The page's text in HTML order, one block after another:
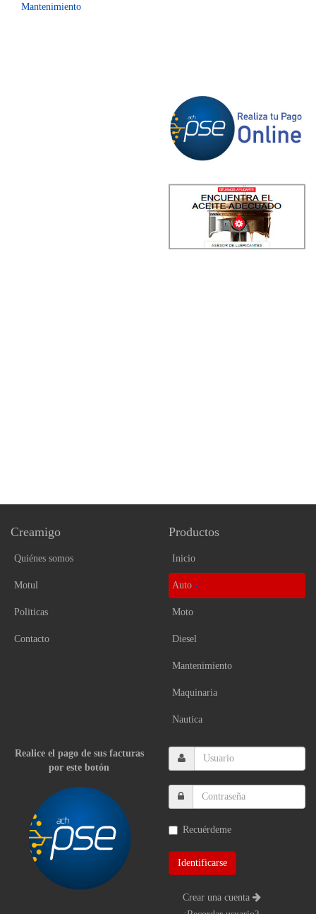
Mantenimiento
Creamigo
Quiénes somos
Motul
Politicas
Contacto
Productos
Inicio
Auto
Moto
Diesel
Mantenimiento
Maquinaria
Nautica
Realice el pago de sus facturas
por este botón
Recuérdeme
Crear una cuenta